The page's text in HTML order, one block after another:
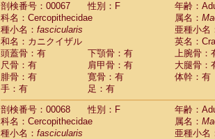
剖検番号：00067
性別：F
年齢：
科名：Cercopithecidae
属名：
種小名： fascicularis
亜種小名
和名：カニクイザル
英名：
頭蓋骨：有
下顎骨：有
上腕骨：
尺骨：有
肩甲骨：有
大腿骨：
腓骨：有
寛骨：有
体幹：有
手：有
足：有
剖検番号：00068
性別：F
年齢：
科名：Cercopithecidae
属名：
種小名： fascicularis
亜種小名